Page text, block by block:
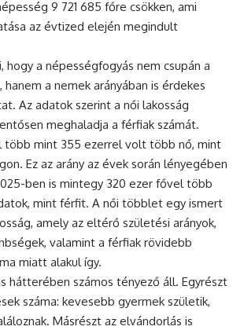
9 721 685 főre csökken, ami
az évtized elején megindult
hogy a népességfogyás nem csupán a
a nemek arányában is érdekes
Az adatok szerint a női lakosság
meghaladja a férfiak számát.
több mint 355 ezerrel volt több nő, mint
Ez az arány az évek során lényegében
ben is mintegy 320 ezer fővel több
mint férfit. A női többlet egy ismert
amely az eltérő születési arányok,
valamint a férfiak rövidebb
miatt alakul így.
hátterében számos tényező áll. Egyrészt
száma: kevesebb gyermek születik,
Másrészt az elvándorlás is